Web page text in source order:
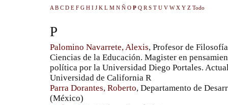
A B C D E F G H I J K L M N Ñ O P Q R S T U V W X Y Z Todo
P
Palomino Navarrete, Alexis, Profesor de
Ciencias de la Educación. Magister en
política por la Universidad Diego Portales.
Universidad de California R
Parra Dorantes, Roberto, Departamento de
(México)